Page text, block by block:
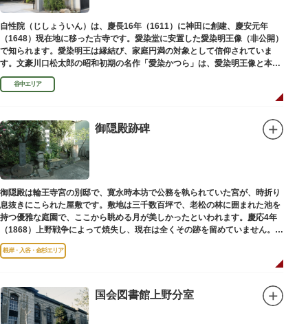
自性院（じしょういん）は、慶長16年（1611）に神田に創建、慶安元年
（1648）現在地に移った古寺です。愛染堂に安置した愛染明王像（非公開）
で知られます。愛染明王は縁結び、家庭円満の対象として信仰されていま
す。文豪川口松太郎の昭和初期の名作「愛染かつら」は、愛染明王像と本堂
前にあった桂の古木にヒントを得た作品だといわれます。
谷中エリア
御隠殿跡碑
御隠殿は輪王寺宮の別邸で、寛永時本坊で公務を執られていた宮が、時折り
息抜きにこられた屋敷です。敷地は三千数百坪で、老松の林に囲まれた池を
持つ優雅な庭園で、ここから眺める月が美しかったといわれます。慶応4年
（1868）上野戦争によって焼失し、現在は全くその跡を留めていません。根
岸薬師堂（ねぎしやくしどう）にあります。
根岸・入谷・金杉エリア
国会図書館上野分室